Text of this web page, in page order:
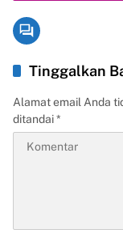
Tinggalkan
Alamat email Anda
ditandai*